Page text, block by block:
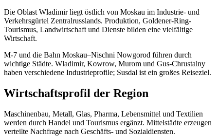
Die Oblast Wladimir liegt östlich von Moskau im Industrie- und
Verkehrsgürtel Zentralrusslands. Produktion, Goldener-Ring-
Tourismus, Landwirtschaft und Dienste bilden eine vielfältige
Wirtschaft.
M-7 und die Bahn Moskau–Nischni Nowgorod führen durch
wichtige Städte. Wladimir, Kowrow, Murom und Gus-Chrustalny
haben verschiedene Industrieprofile; Susdal ist ein großes Reiseziel.
Wirtschaftsprofil der Region
Maschinenbau, Metall, Glas, Pharma, Lebensmittel und Textilien
werden durch Handel und Tourismus ergänzt. Mittelstädte erzeugen
verteilte Nachfrage nach Geschäfts- und Sozialdiensten.